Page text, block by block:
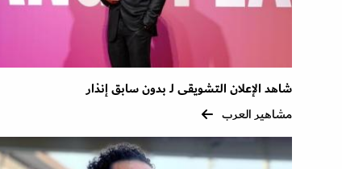
شاهد الإعلان التشويقى لـ بدون سابق إنذار
مشاهير العرب